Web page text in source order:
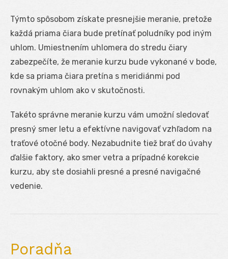
Týmto spôsobom získate presnejšie meranie, pretože
každá priama čiara bude pretínať poludníky pod iným
uhlom. Umiestnením uhlomera do stredu čiary
zabezpečíte, že meranie kurzu bude vykonané v bode,
kde sa priama čiara pretína s meridiánmi pod
rovnakým uhlom ako v skutočnosti.
Takéto správne meranie kurzu vám umožní sledovať
presný smer letu a efektívne navigovať vzhľadom na
traťové otočné body. Nezabudnite tiež brať do úvahy
ďalšie faktory, ako smer vetra a prípadné korekcie
kurzu, aby ste dosiahli presné a presné navigačné
vedenie.
Poradňa